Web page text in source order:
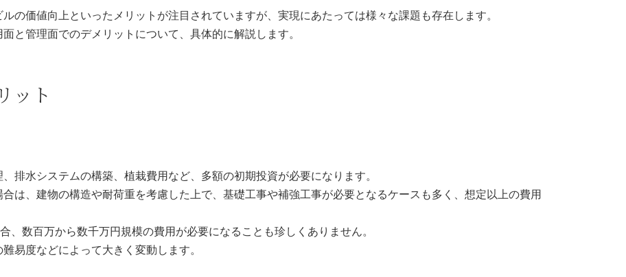
の価値向上といったメリットが注目されていますが、実現にあたっては様々な課題も存在します。
と管理面でのデメリットについて、具体的に解説します。
ット
排水システムの構築、植栽費用など、多額の初期投資が必要になります。
は、建物の構造や耐荷重を考慮した上で、基礎工事や補強工事が必要となるケースも多く、想定以上の費用
数百万から数千万円規模の費用が必要になることも珍しくありません。
易度などによって大きく変動します。